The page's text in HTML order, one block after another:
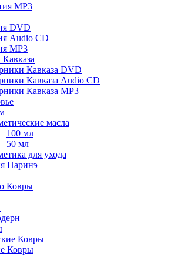
MP3
DVD
Audio CD
MP3
Кавказа DVD
Кавказа Audio CD
Кавказа MP3
масла
100 мл
50 мл
для ухода
Наринэ
Ковры
Ковры
Ковры